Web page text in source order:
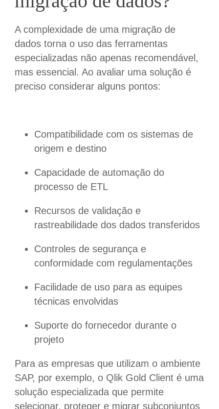
A complexidade de uma migração de
dados torna o uso das ferramentas
especializadas não apenas recomendável,
mas essencial. Ao avaliar uma solução é
preciso considerar alguns pontos:
Compatibilidade com os sistemas de
origem e destino
Capacidade de automação do
processo de ETL
Recursos de validação e
rastreabilidade dos dados transferidos
Controles de segurança e
conformidade com regulamentações
Facilidade de uso para as equipes
técnicas envolvidas
Suporte do fornecedor durante o
projeto
Para as empresas que utilizam o ambiente
SAP, por exemplo, o Qlik Gold Client é uma
solução especializada que permite
selecionar, proteger e migrar subconjuntos